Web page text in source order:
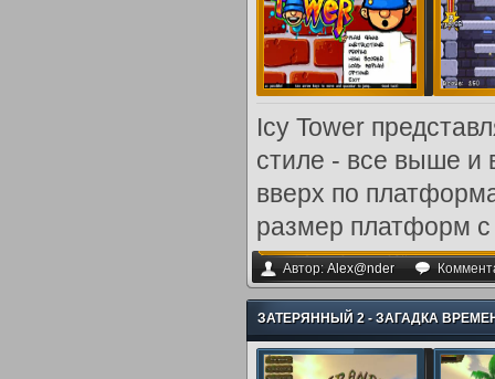
Icy Tower
стиле - все выше и
вверх по
размер платформ
Автор:Alex@nder
ЗАТЕРЯННЫЙ 2 - ЗАГАДКА ВРЕМЕНИ
ПРИКЛЮЧЕНИЯ